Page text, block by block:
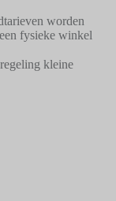
worden
fysieke winkel
kleine